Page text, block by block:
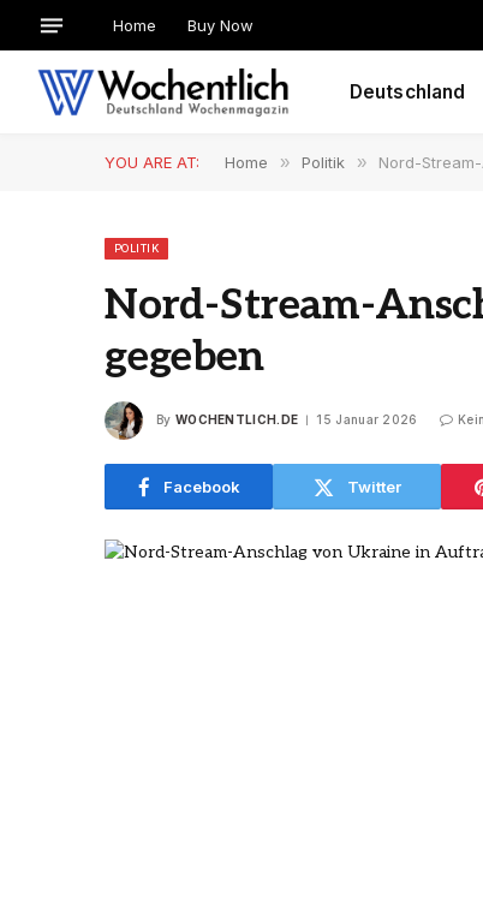
Home Buy Now
Deutschland
YOU ARE AT: Home » Politik » Nord-
POLITIK
Nord-Stream-
gegeben
By WOCHENTLICH.DE 15 Januar 2026
Facebook Twitter